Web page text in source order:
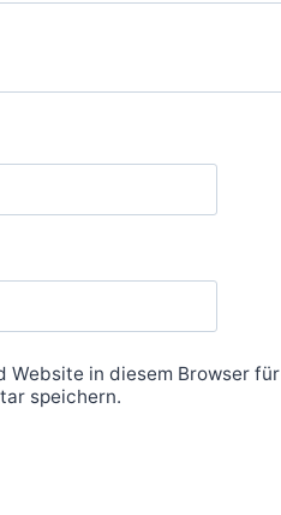
Website in diesem Browser für
speichern.